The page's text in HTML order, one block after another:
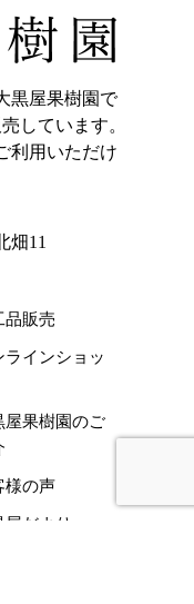
黒屋果樹園で
しています。
利用いただけ
畑11
品販売
ラインショッ
屋果樹園のご
様の声
屋だより